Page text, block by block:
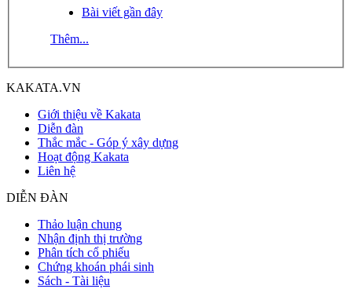
Bài viết gần đây
Thêm...
KAKATA.VN
Giới thiệu về Kakata
Diễn đàn
Thắc mắc - Góp ý xây dựng
Hoạt động Kakata
Liên hệ
DIỄN ĐÀN
Thảo luận chung
Nhận định thị trường
Phân tích cổ phiếu
Chứng khoán phái sinh
Sách - Tài liệu